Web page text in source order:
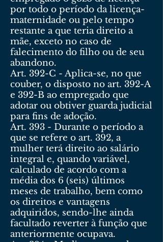
por todo o período da licença-
maternidade ou pelo tempo
restante a que teria direito a
mãe, exceto no caso de
falecimento do filho ou de seu
abandono.
Art. 392-C - Aplica-se, no que
couber, o disposto no art. 392-A
e 392-B ao empregado que
adotar ou obtiver guarda judicial
para fins de adoção.
Art. 393 - Durante o período a
que se refere o art. 392, a
mulher terá direito ao salário
integral e, quando variável,
calculado de acordo com a
média dos 6 (seis) últimos
meses de trabalho, bem como
os direitos e vantagens
adquiridos, sendo-lhe ainda
facultado reverter à função que
anteriormente ocupava.